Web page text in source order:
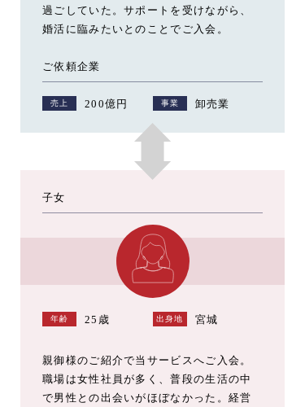
過ごしていた。サポートを受けながら、
婚活に臨みたいとのことでご入会。
ご依頼企業
売上 200億円 事業 卸売業
子女
年齢 25歳 出身地 宮城
親御様のご紹介で当サービスへご入会。
職場は女性社員が多く、普段の生活の中
で男性との出会いがほぼなかった。経営